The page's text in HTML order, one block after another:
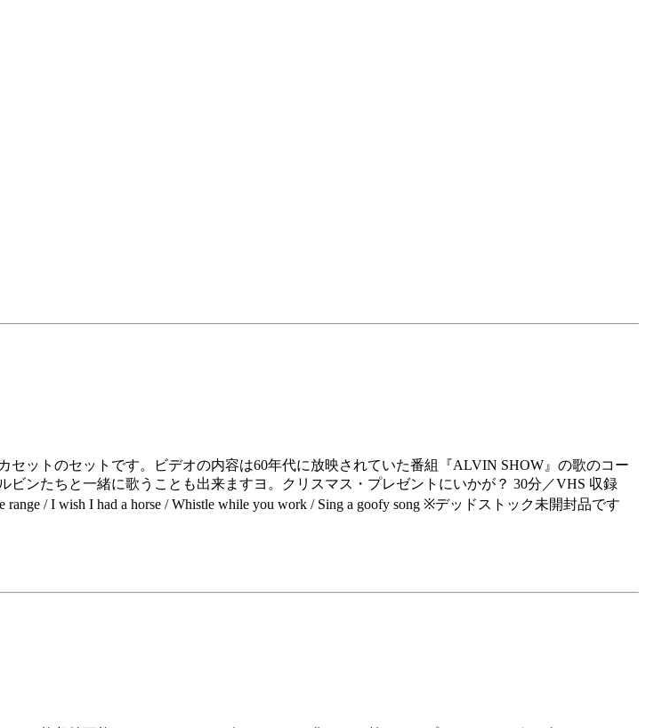
セットのセットです。ビデオの内容は60年代に放映されていた番組『ALVIN SHOW』の歌のコー
ンたちと一緒に歌うことも出来ますヨ。クリスマス・プレゼントにいかが？ 30分／VHS 収録
range / I wish I had a horse / Whistle while you work / Sing a goofy song ※デッドストック未開封品です